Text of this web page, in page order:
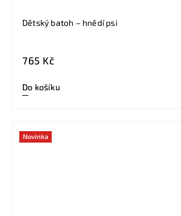
Dětský batoh – hnědí psi
765 Kč
Do košíku
Novinka